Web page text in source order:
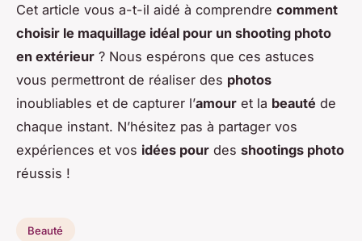
Cet article vous a-t-il aidé à comprendre comment
choisir le maquillage idéal pour un shooting photo
en extérieur ? Nous espérons que ces astuces
vous permettront de réaliser des photos
inoubliables et de capturer l’amour et la beauté de
chaque instant. N’hésitez pas à partager vos
expériences et vos idées pour des shootings photo
réussis !
Beauté